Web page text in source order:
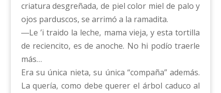
criatura desgreñada, de piel color miel de palo y
ojos parduscos, se arrimó a la ramadita.
―Le ’i traido la leche, mama vieja, y esta tortilla
de reciencito, es de anoche. No hi podío traerle
más…
Era su única nieta, su única “compaña” además.
La quería, como debe querer el árbol caduco al